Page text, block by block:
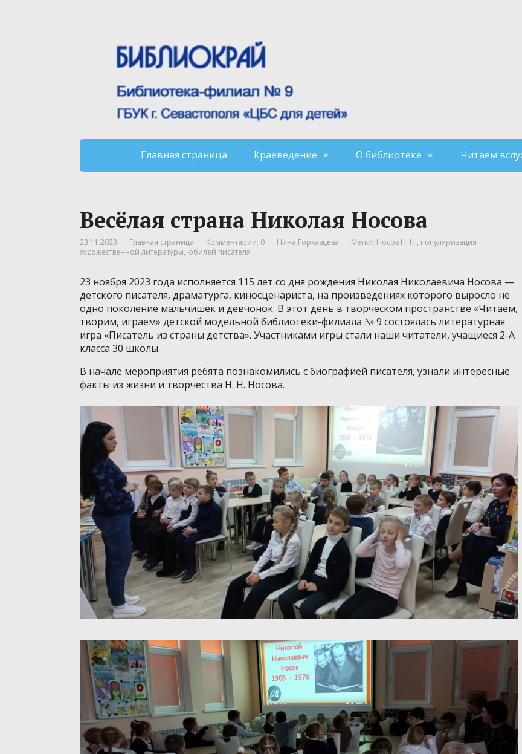
Главная страница Краеведение О библиотеке Читаем
Весёлая страна Николая Носова
23.11.2023 Главная страница Комментарии: 0 Нина Горкавцева Метки: Носов Н. Н., популяризация
художественной литературы, юбилей писателя
23 ноября 2023 года исполняется 115 лет со дня рождения Николая Николаевича Носова —
детского писателя, драматурга, киносценариста, на произведениях которого выросло не
одно поколение мальчишек и девчонок. В этот день в творческом пространстве «Читаем,
творим, играем» детской модельной библиотеки-филиала № 9 состоялась литературная
игра «Писатель из страны детства». Участниками игры стали наши читатели, учащиеся 2-А
класса 30 школы.
В начале мероприятия ребята познакомились с биографией писателя, узнали интересные
факты из жизни и творчества Н. Н. Носова.